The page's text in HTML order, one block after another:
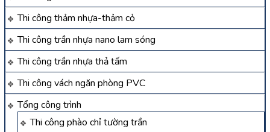
Thi công thảm nhựa-thảm cỏ
Thi công trần nhựa nano lam sóng
Thi công trần nhựa thả tấm
Thi công vách ngăn phòng PVC
Tổng công trình
Thi công phào chỉ tường trần